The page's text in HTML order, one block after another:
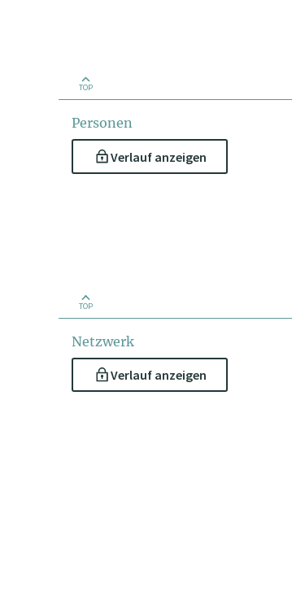
TOP
Personen
Verlauf anzeigen
TOP
Netzwerk
Verlauf anzeigen